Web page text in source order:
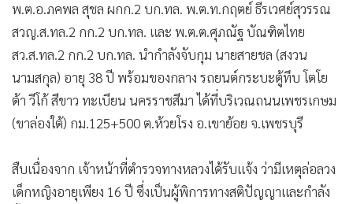
พ.ต.อ.ภคพล สุชล ผกก.2 บก.ทล. พ.ต.ท.กฤตย์ ธีรเวศย์สุวรรณ
สวญ.ส.ทล.2 กก.2 บก.ทล. และ พ.ต.ต.ศุภณัฐ บัณฑิตไทย
สว.ส.ทล.2 กก.2 บก.ทล. นำกำลังจับกุม นายสายชล (สงวน
นามสกุล) อายุ 38 ปี พร้อมของกลาง รถยนต์กระบะตู้ทึบ โตโย
ต้า วีโก้ สีขาว ทะเบียน นครราชสีมา ได้ที่บริเวณถนนเพชรเกษม
(ขาล่องใต้) กม.125+500 ต.ห้วยโรง อ.เขาย้อย จ.เพชรบุรี
​สืบเนื่องจาก เจ้าหน้าที่ตำรวจทางหลวงได้รับแจ้ง ว่ามีเหตุล่อลวง
เด็กหญิงอายุเพียง 16 ปี ซึ่งเป็นผู้พิการทางสติปัญญาและกำลัง